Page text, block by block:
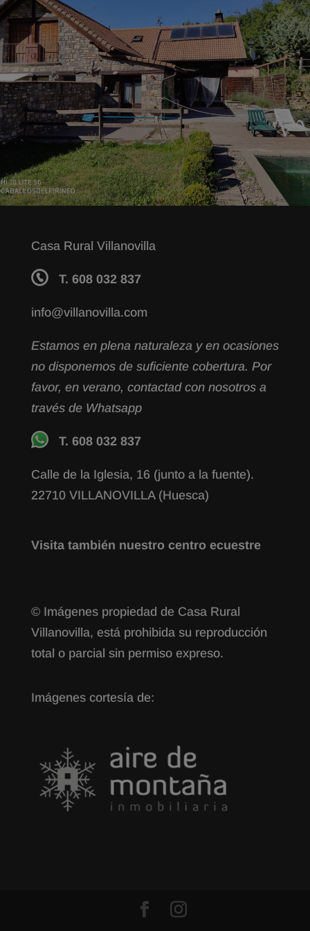
Casa Rural Villanovilla
T. 608 032 837
info@villanovilla.com
Estamos en plena naturaleza y en ocasiones
no disponemos de suficiente cobertura. Por
favor, en verano, contactad con nosotros a
través de Whatsapp
T. 608 032 837
Calle de la Iglesia, 16 (junto a la fuente).
22710 VILLANOVILLA (Huesca)
Visita también nuestro centro ecuestre
© Imágenes propiedad de Casa Rural
Villanovilla, está prohibida su reproducción
total o parcial sin permiso expreso.
Imágenes cortesía de: